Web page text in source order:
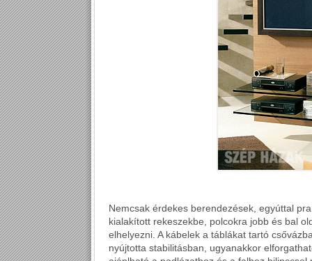
Nemcsak érdekes berendezések, egyúttal
kialakított rekeszekbe, polcokra jobb és bal
elhelyezni. A kábelek a táblákat tartó
nyújtotta stabilitásban, ugyanakkor